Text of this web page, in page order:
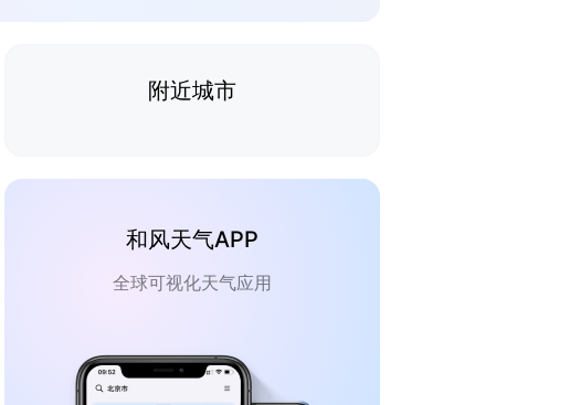
附近城市
和风天气APP
全球可视化天气应用